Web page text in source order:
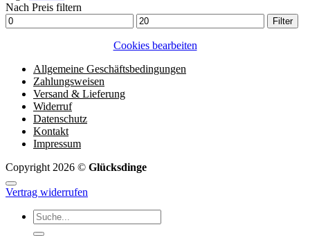
Nach Preis filtern
Min.
Preis
Max.
Preis
Filter
Cookies bearbeiten
Allgemeine Geschäftsbedingungen
Zahlungsweisen
Versand & Lieferung
Widerruf
Datenschutz
Kontakt
Impressum
Copyright 2026 © Glücksdinge
Vertrag widerrufen
Suchen
nach: